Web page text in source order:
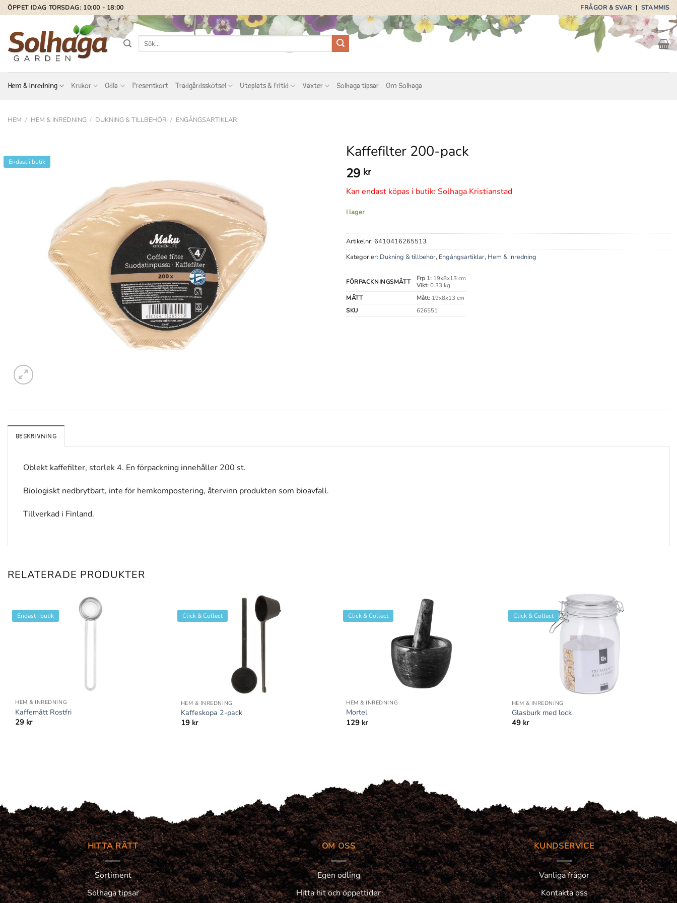
Skip
to
content
ÖPPET IDAG TORSDAG: 10:00 - 18:00 FRÅGOR & SVAR|STAMMIS
Sök
Hem & inredning Krukor Odla Presentkort Trädgårdsskötsel Uteplats & fritid Växter Solhaga tipsar Om Solhaga
HEM / HEM & INREDNING / DUKNING & TILLBEHÖR / ENGÅNGSARTIKLAR
Endast i butik
Kaffefilter 200-pack
29 kr
Kan endast köpas i butik: Solhaga Kristianstad
I lager
Artikelnr: 6410416265513
Kategorier: Dukning & tillbehör, Engångsartiklar, Hem & inredning
FÖRPACKNINGSMÅTT Frp 1:19x8x13 cm
Vikt:0.33 kg
MÅTT
Mått:19x8x13 cm
SKU
626551
BESKRIVNING
Oblekt kaffefilter, storlek 4. En förpackning innehåller 200 st.
Biologiskt nedbrytbart, inte för hemkompostering, återvinn produkten som bioavfall.
Tillverkad i Finland.
RELATERADE PRODUKTER
Endast i butik
HEM & INREDNING
Kaffemått Rostfri
29 kr
Click & Collect
HEM & INREDNING
Kaffeskopa 2-pack
19 kr
Click & Collect
HEM & INREDNING
Mortel
129 kr
Click & Collect
HEM & INREDNING
Glasburk med lock
49 kr
HITTA RÄTT
Sortiment
Solhaga tipsar
OM OSS
Egen odling
Hitta hit och öppettider
KUNDSERVICE
Vanliga frågor
Kontakta oss